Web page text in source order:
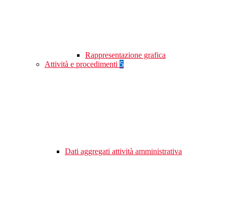
Rappresentazione grafica
Attività e procedimenti 5
Dati aggregati attività amministrativa